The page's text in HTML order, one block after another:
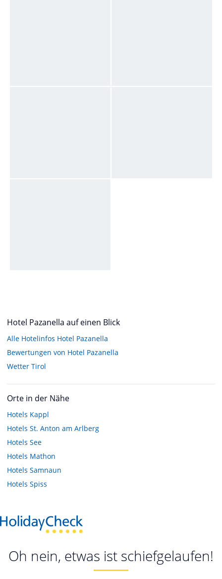
Hotel Pazanella auf einen Blick
Alle Hotelinfos Hotel Pazanella
Bewertungen von Hotel Pazanella
Wetter Tirol
Orte in der Nähe
Hotels Kappl
Hotels St. Anton am Arlberg
Hotels See
Hotels Mathon
Hotels Samnaun
Hotels Spiss
Oh nein, etwas ist schiefgelaufen!